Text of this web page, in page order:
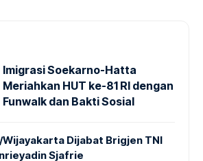
Imigrasi Soekarno-Hatta
Meriahkan HUT ke-81 RI dengan
Funwalk dan Bakti Sosial
Wijayakarta Dijabat Brigjen TNI
Sjafrie